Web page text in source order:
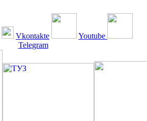
Vkontakte
Youtube
Telegram